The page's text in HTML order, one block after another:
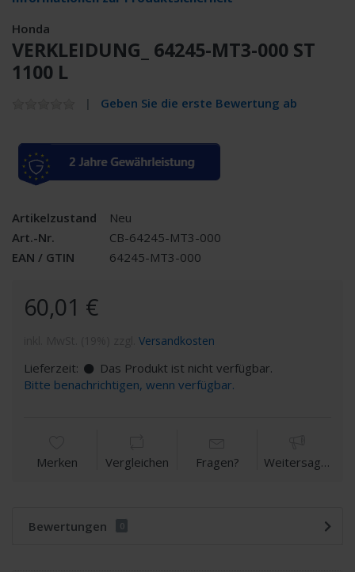
Honda
VERKLEIDUNG_ 64245-MT3-000 ST
1100 L
Geben Sie die erste Bewertung ab
Artikelzustand
Neu
Art.-Nr.
CB-64245-MT3-000
EAN / GTIN
64245-MT3-000
60,01 €
Versandkosten
Lieferzeit:
Das Produkt ist nicht verfügbar.
Bitte benachrichtigen, wenn verfügbar.
Merken Vergleichen Fragen? Weitersagen
Bewertungen 0